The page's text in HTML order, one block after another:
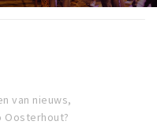
van nieuws,
Oosterhout?